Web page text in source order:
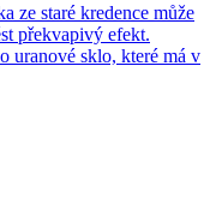
ze staré kredence může
překvapivý efekt.
uranové sklo, které má v